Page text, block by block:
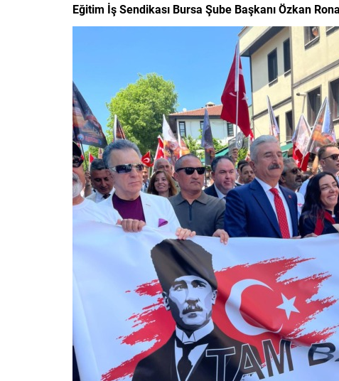
Eğitim İş Sendikası Bursa Şube Başkanı Özkan